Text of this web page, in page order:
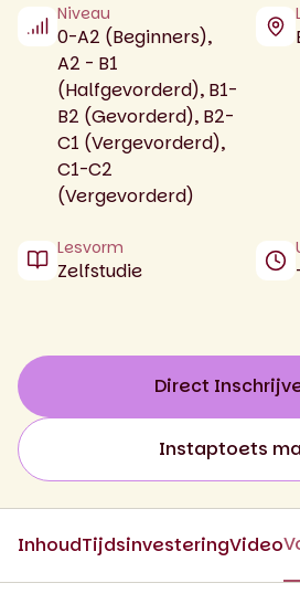
Niveau
0-A2 (Beginners),
A2 - B1
(Halfgevorderd), B1-
B2 (Gevorderd), B2-
C1 (Vergevorderd),
C1-C2
(Vergevorderd)
Lesvorm
Zelfstudie
Direct
Instaptoets
InhoudTijdsinvesteringVideo